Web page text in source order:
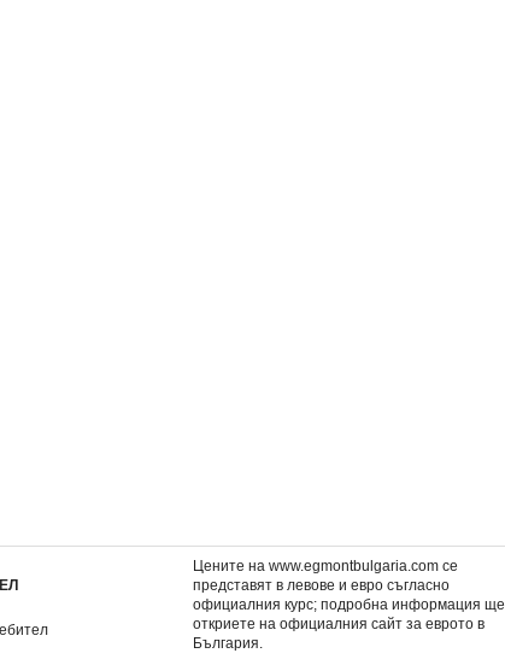
Цените на www.egmontbulgaria.com се
представят в левове и евро съгласно
официалния курс; подробна информация ще
откриете наофициалния сайт за еврото в
България